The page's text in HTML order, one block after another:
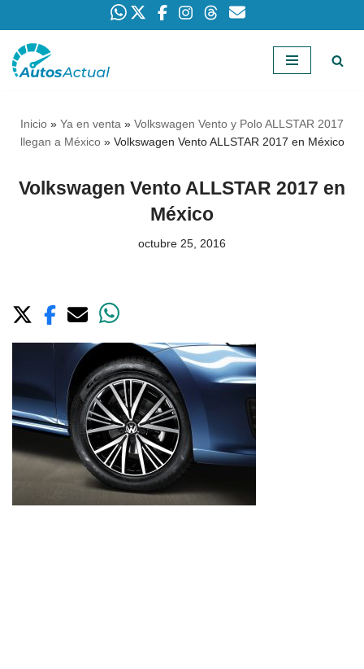
Saltar
Inicio » Ya en venta » Volkswagen Vento y Polo ALLSTAR 2017
llegan a México» Volkswagen Vento ALLSTAR 2017 en México
Volkswagen Vento ALLSTAR 2017 en
México
octubre 25, 2016